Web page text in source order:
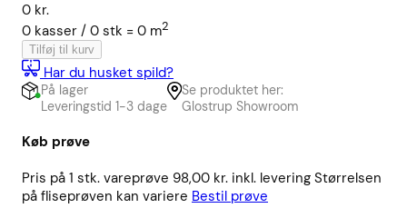
0 kr.
0 kasser / 0 stk = 0 m2
Tilføj til kurv
Har du husket spild?
På lager
Leveringstid 1-3 dage
Se produktet her:
Glostrup Showroom
Køb prøve
Pris på 1 stk. vareprøve 98,00 kr. inkl. levering Størrelsen
på fliseprøven kan variere Bestil prøve